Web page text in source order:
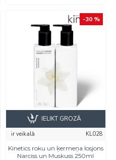
-30 %
ir veikalā
KL028
Kinetics roku un ķermeņa losjons
Narciss un Muskuss 250ml
IELIKT GROZĀ